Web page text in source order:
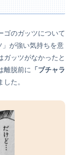
ゴのガッツについて
が強い気持ちを意
ガッツがなかったと
離脱前に
「ブチャラ
た。